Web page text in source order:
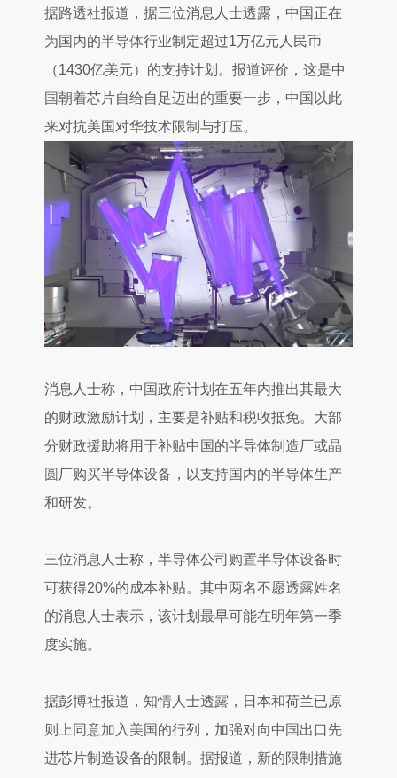
据路透社报道，据三位消息人士透露，中国正在
为国内的半导体行业制定超过1万亿元人民币
（1430亿美元）的支持计划。报道评价，这是中
国朝着芯片自给自足迈出的重要一步，中国以此
来对抗美国对华技术限制与打压。
消息人士称，中国政府计划在五年内推出其最大
的财政激励计划，主要是补贴和税收抵免。大部
分财政援助将用于补贴中国的半导体制造厂或晶
圆 厂购买半导体设备，以支持国内的半导体生产
和研发。
三位消息人士称，半导体公司购置半导体设备时
可获得20%的成本补贴。其中两名不愿透露姓名
的消息人士表示，该计划最早可能在明年第一季
度实施。
据彭博社报道，知情人士透露，日本和荷兰已原
则上同意加入美国的行列，加强对向中国出口先
进芯片制造设备的限制。据报道，新的限制措施